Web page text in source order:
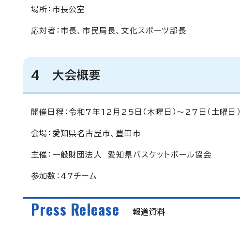
場所：市長公室
応対者：市長、市民局長、文化スポーツ部長
4 大会概要
開催日程：令和7年12月25日（木曜日）～27日（土曜日）
会場：愛知県名古屋市、豊田市
主催：一般財団法人 愛知県バスケットボール協会
参加数：47チーム
Press Release 報道資料